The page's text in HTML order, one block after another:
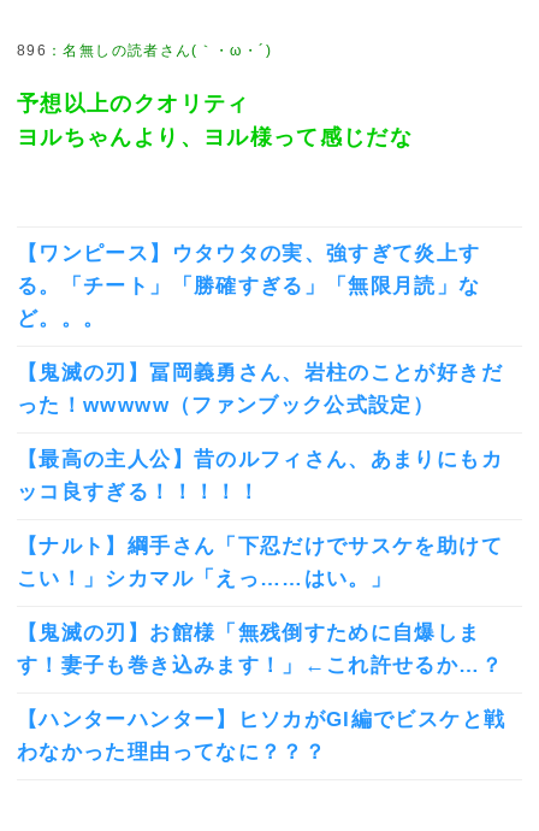
896 ：名無しの読者さん(｀・ω・´)
予想以上のクオリティ
ヨルちゃんより、ヨル様って感じだな
【ワンピース】ウタウタの実、強すぎて炎上す
る。「チート」「勝確すぎる」「無限月読」な
ど。。。
【鬼滅の刃】冨岡義勇さん、岩柱のことが好きだ
った！wwwww（ファンブック公式設定）
【最高の主人公】昔のルフィさん、あまりにもカ
ッコ良すぎる！！！！！
【ナルト】綱手さん「下忍だけでサスケを助けて
こい！」シカマル「えっ……はい。」
【鬼滅の刃】お館様「無残倒すために自爆しま
す！妻子も巻き込みます！」←これ許せるか…？
【ハンターハンター】ヒソカがGI編でビスケと戦
わなかった理由ってなに？？？